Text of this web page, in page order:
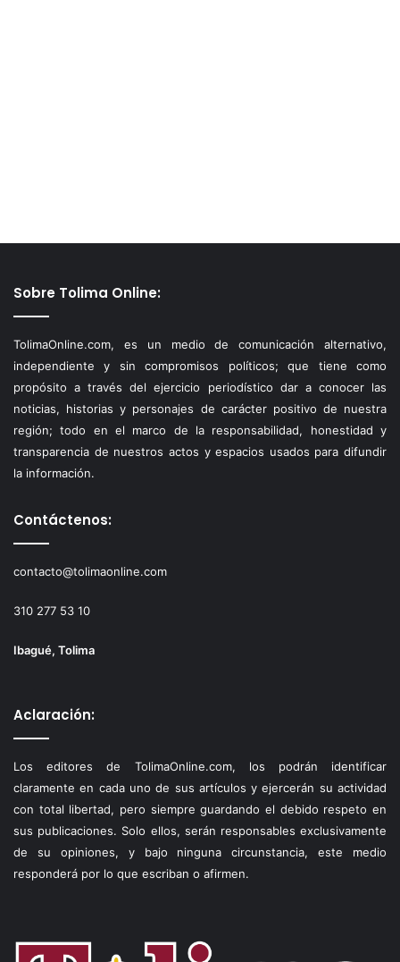
Sobre Tolima Online:
TolimaOnline.com, es un medio de comunicación alternativo,
independiente y sin compromisos políticos; que tiene como
propósito a través del ejercicio periodístico dar a conocer las
noticias, historias y personajes de carácter positivo de nuestra
región; todo en el marco de la responsabilidad, honestidad y
transparencia de nuestros actos y espacios usados para difundir
la información.
Contáctenos:
contacto@tolimaonline.com
310 277 53 10
Ibagué, Tolima
Aclaración:
Los editores de TolimaOnline.com, los podrán identificar
claramente en cada uno de sus artículos y ejercerán su actividad
con total libertad, pero siempre guardando el debido respeto en
sus publicaciones. Solo ellos, serán responsables exclusivamente
de su opiniones, y bajo ninguna circunstancia, este medio
responderá por lo que escriban o afirmen.